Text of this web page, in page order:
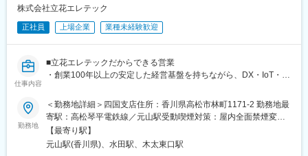
案力が身に付きます。
・商社の立場で幅広い製品を取り扱っており、国内外問わず製品
メーカに縛られず、お客様に寄り添った最適な提案が可能。最新
IT技術を取り扱うことで、自身のスキルを向上できるとともに、
サスティナブルな企業活動から社会貢献を目指します。
・私共の構築するシステムや製品が地域貢献・創生につながるや
りがいのある仕事です。
■職場環境：
経験年数問わずチャレンジでき、一人一人の意見と自律性を尊重
する社風 。自己成長を支援する取り組みに積極的な環境であり、
意欲的な社員が多く在籍。 コアタイム無しのフレックスタイム制
株式会社立花エレテック
正社員 上場企業 業種未経験歓迎
仕事内容
■立花エレテックだからできる営業
・創業100年以上の安定した経営基盤を持ちながら、DX・IoT・ロ
・三菱電機トップクラス代理店として培った信頼に加え、独立系
商社だからこそ国内外の幅広いメーカー製品を自由に組み合わ
せ、お客様に最適な提案ができます。
【仕事内容】
勤務地
＜勤務地詳細＞四国支店住所：香川県高松市林町1171-2 勤務地最
寄駅：高松琴平電鉄線／元山駅受動喫煙対策：屋内全面禁煙変更
の範囲：会社の定める事業所
【最寄り駅】
元山駅(香川県)、水田駅、木太東口駅